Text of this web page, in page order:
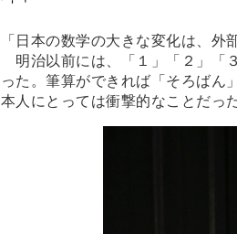
「日本の数学の大きな変化は、外
明治以前には、「１」「２」「
った。筆算ができれば「そろばん
本人にとっては衝撃的なことだった